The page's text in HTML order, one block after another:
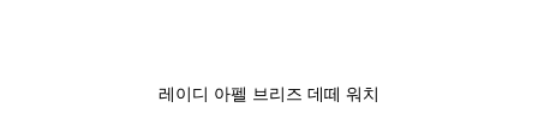
레이디 아펠 브리즈 데떼 워치